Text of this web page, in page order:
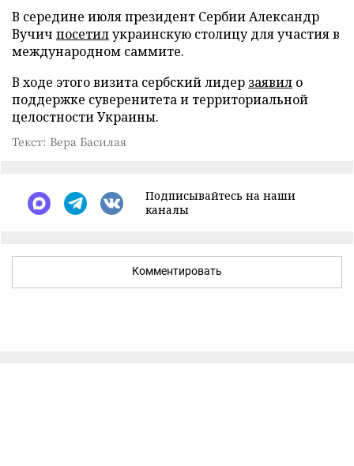
В середине июля президент Сербии Александр
Вучич посетилукраинскую столицу для участия в
международном саммите.
В ходе этого визита сербский лидер заявил о
поддержке суверенитета и территориальной
целостности Украины.
Текст: Вера Басилая
Подписывайтесь на наши
каналы
Комментировать